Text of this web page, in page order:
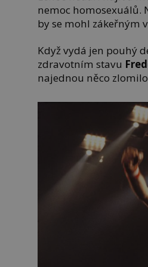
nemoc homosexuálů.
by se mohl zákeřným
Když vydá jen pouhý
zdravotním stavu
najednou něco